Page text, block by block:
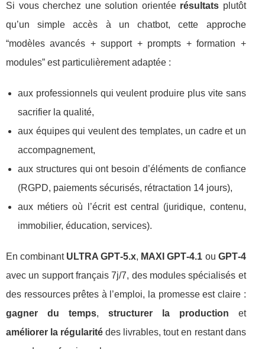
Si vous cherchez une solution orientée résultats plutôt
qu’un simple accès à un chatbot, cette approche
“modèles avancés + support + prompts + formation +
modules” est particulièrement adaptée :
aux professionnels qui veulent produire plus vite sans
sacrifier la qualité,
aux équipes qui veulent des templates, un cadre et un
accompagnement,
aux structures qui ont besoin d’éléments de confiance
(RGPD, paiements sécurisés, rétractation 14 jours),
aux métiers où l’écrit est central (juridique, contenu,
immobilier, éducation, services).
En combinant ULTRA GPT‑5.x, MAXI GPT‑4.1 ou GPT‑4
avec un support français 7j/7, des modules spécialisés et
des ressources prêtes à l’emploi, la promesse est claire :
gagner du temps, structurer la production et
améliorer la régularité des livrables, tout en restant dans